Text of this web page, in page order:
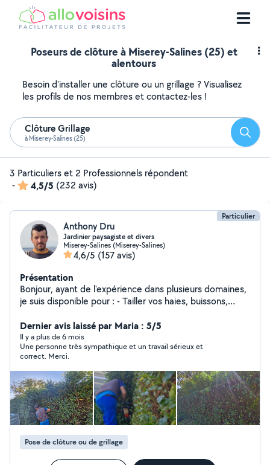
Poseurs de clôture à Miserey-Salines (25) et
alentours
Besoin d'installer une clôture ou un grillage ? Visualisez
les profils de nos membres et contactez-les !
Clôture Grillage
à Miserey-Salines (25)
3 Particuliers et 2 Professionnels répondent
-
4,5/5 (232 avis)
Particulier
Anthony Dru
Jardinier paysagiste et divers
Miserey-Salines (Miserey-Salines)
4,6/5 (157 avis)
Présentation
Bonjour, ayant de l'expérience dans plusieurs domaines,
je suis disponible pour : - Tailler vos haies, buissons,
Désherber vos terrasses et allées - Évacuer vos déchets
et encombrants - Passer karcher / motoculteur - Rentrer
et / ou couper votre bois - Pose clôture rigide - Monter
meubles, cabanon ect.. - Poncer, peindre ect.. N hésitez
pas à me demander si vous souhaitez autre chose qui
n'est pas dans la liste. Bien cordialement
Dernier avis laissé par Maria : 5/5
Il y a plus de 6 mois
Une personne très sympathique et un travail sérieux et
correct. Merci.
Pose de clôture ou de grillage